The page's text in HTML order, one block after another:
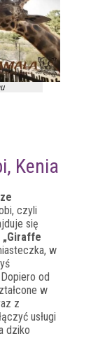
Kenia
czyli
się
„Giraffe
w
od
w
z
usługi
dziko